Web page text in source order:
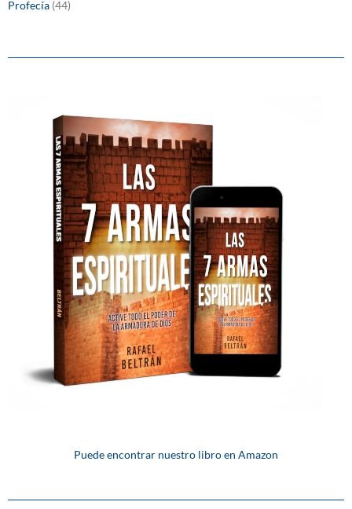
Profecía (44)
Puede encontrar nuestro libro en Amazon